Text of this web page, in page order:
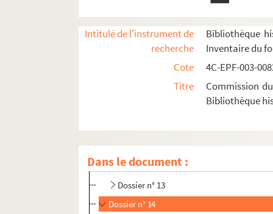
Intitulé de l'instrument de
recherche
Bibliothèque
Inventaire du
Cote
4C-EPF-003-
Titre
Commission
Bibliothèque
Dans le document :
Dossier n° 5
Dossier n° 6
Dossier n° 7
Dossier n° 10 bis
Dossier n° 11
Dossier n° 12
Dossier n° 13
Dossier n° 14